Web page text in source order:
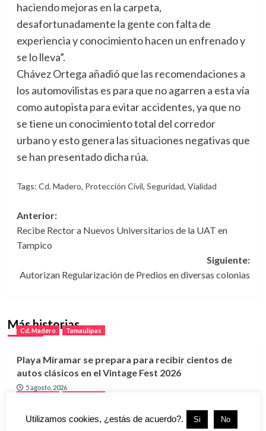
haciendo mejoras en la carpeta,
desafortunadamente la gente con falta de
experiencia y conocimiento hacen un enfrenado y
se lo lleva”.
Chávez Ortega añadió que las recomendaciones a
los automovilistas es para que no agarren a esta vía
como autopista para evitar accidentes, ya que no
se tiene un conocimiento total del corredor
urbano y esto genera las situaciones negativas que
se han presentado dicha rúa.
Tags: Cd. Madero, Protección Civil, Seguridad, Vialidad
Navegación
de
entradas
Anterior:
Recibe Rector a Nuevos Universitarios de la UAT en
Tampico
Siguiente:
Autorizan Regularización de Predios en diversas colonias
Más historias
Cd. Madero Tamaulipas
Playa Miramar se prepara para recibir cientos de
autos clásicos en el Vintage Fest 2026
5 agosto, 2026
Renuevan 24 edificios en Arboledas y benefician a
Utilizamos cookies, ¿estás de acuerdo?. Si No